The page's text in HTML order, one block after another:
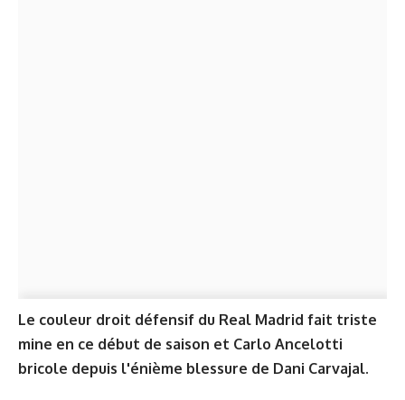
Le couleur droit défensif du Real Madrid fait triste
mine en ce début de saison et Carlo Ancelotti
bricole depuis l'énième blessure de Dani Carvajal.